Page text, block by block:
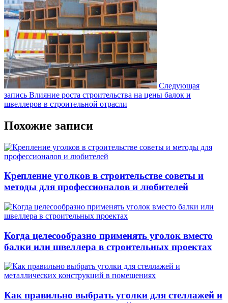
Следующая
запись Влияние роста строительства на цены балок и
швеллеров в строительной отрасли
Похожие записи
Крепление уголков в строительстве советы и
методы для профессионалов и любителей
Когда целесообразно применять уголок вместо
балки или швеллера в строительных проектах
Как правильно выбрать уголки для стеллажей и